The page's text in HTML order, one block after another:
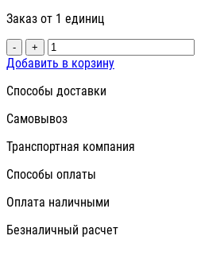
Заказ от 1 единиц
- +
Добавить в корзину
Способы доставки
Самовывоз
Транспортная компания
Способы оплаты
Оплата наличными
Безналичный расчет